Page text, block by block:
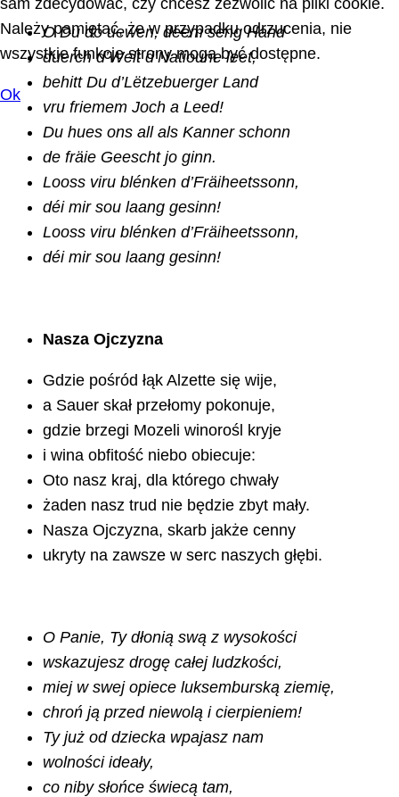
O Du do uewen, deem seng Hand
duerch d’Welt d’Natioune leet,
behitt Du d’Lëtzebuerger Land
vru friemem Joch a Leed!
Du hues ons all als Kanner schonn
de fräie Geescht jo ginn.
Looss viru blénken d’Fräiheetssonn,
déi mir sou laang gesinn!
Looss viru blénken d’Fräiheetssonn,
déi mir sou laang gesinn!
Nasza Ojczyzna
Gdzie pośród łąk Alzette się wije,
a Sauer skał przełomy pokonuje,
gdzie brzegi Mozeli winorośl kryje
i wina obfitość niebo obiecuje:
Oto nasz kraj, dla którego chwały
żaden nasz trud nie będzie zbyt mały.
Nasza Ojczyzna, skarb jakże cenny
ukryty na zawsze w serc naszych głębi.
O Panie, Ty dłonią swą z wysokości
wskazujesz drogę całej ludzkości,
miej w swej opiece luksemburską ziemię,
chroń ją przed niewolą i cierpieniem!
Ty już od dziecka wpajasz nam
wolności ideały,
co niby słońce świecą tam,
sam zdecydować, czy chcesz zezwolić na pliki cookie.
Należy pamiętać, że w przypadku odrzucenia, nie
wszystkie funkcje strony mogą być dostępne.
Ok